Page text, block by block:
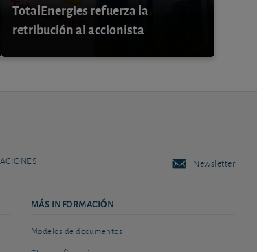
TotalEnergies refuerza la
retribución al accionista
Newsletter
MÁS INFORMACIÓN
Modelos de documentos